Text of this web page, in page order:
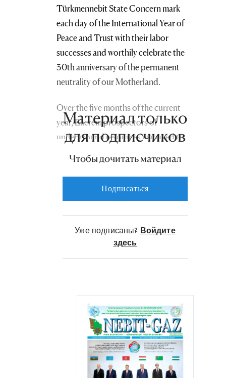
Türkmennebit State Concern mark
each day of the International Year of
Peace and Trust with their labor
successes and worthily celebrate the
30th anniversary of the permanent
neutrality of our Motherland.
Over the five months of the current
year, Ekerem prospectors of
underground resources managed to
depths justified the efforts of the
for operational purposes. During this
the drilling of two wells.
Материал только
для подписчиков
Чтобы дочитать материал
Подписаться
Уже подписаны? Войдите
здесь